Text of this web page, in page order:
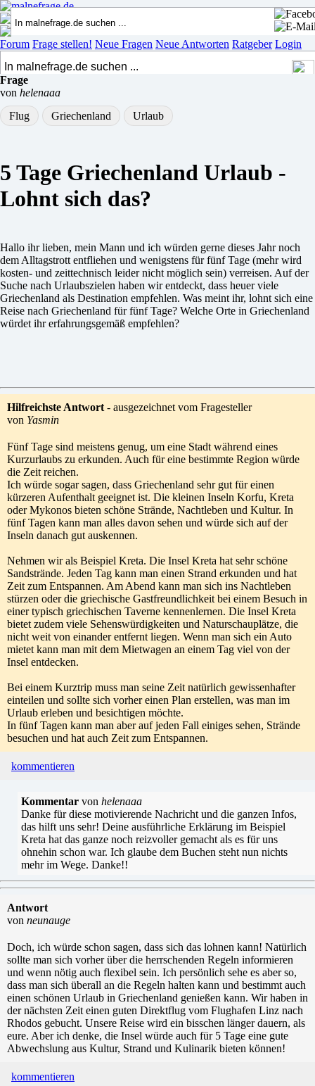
Forum Frage stellen! Neue Fragen Neue Antworten Ratgeber Login
Frage
von helenaaa
Flug
Griechenland Urlaub
5 Tage Griechenland Urlaub -
Lohnt sich das?
Hallo ihr lieben, mein Mann und ich würden gerne dieses Jahr noch
dem Alltagstrott entfliehen und wenigstens für fünf Tage (mehr wird
kosten- und zeittechnisch leider nicht möglich sein) verreisen. Auf der
Suche nach Urlaubszielen haben wir entdeckt, dass heuer viele
Griechenland als Destination empfehlen. Was meint ihr, lohnt sich eine
Reise nach Griechenland für fünf Tage? Welche Orte in Griechenland
würdet ihr erfahrungsgemäß empfehlen?
Hilfreichste Antwort - ausgezeichnet vom Fragesteller
von Yasmin
Fünf Tage sind meistens genug, um eine Stadt während eines
Kurzurlaubs zu erkunden. Auch für eine bestimmte Region würde
die Zeit reichen.
Ich würde sogar sagen, dass Griechenland sehr gut für einen
kürzeren Aufenthalt geeignet ist. Die kleinen Inseln Korfu, Kreta
oder Mykonos bieten schöne Strände, Nachtleben und Kultur. In
fünf Tagen kann man alles davon sehen und würde sich auf der
Inseln danach gut auskennen.
Nehmen wir als Beispiel Kreta. Die Insel Kreta hat sehr schöne
Sandstrände. Jeden Tag kann man einen Strand erkunden und hat
Zeit zum Entspannen. Am Abend kann man sich ins Nachtleben
stürzen oder die griechische Gastfreundlichkeit bei einem Besuch in
einer typisch griechischen Taverne kennenlernen. Die Insel Kreta
bietet zudem viele Sehenswürdigkeiten und Naturschauplätze, die
nicht weit von einander entfernt liegen. Wenn man sich ein Auto
mietet kann man mit dem Mietwagen an einem Tag viel von der
Insel entdecken.
Bei einem Kurztrip muss man seine Zeit natürlich gewissenhafter
einteilen und sollte sich vorher einen Plan erstellen, was man im
Urlaub erleben und besichtigen möchte.
In fünf Tagen kann man aber auf jeden Fall einiges sehen, Strände
besuchen und hat auch Zeit zum Entspannen.
kommentieren
Kommentar von helenaaa
Danke für diese motivierende Nachricht und die ganzen Infos,
das hilft uns sehr! Deine ausführliche Erklärung im Beispiel
Kreta hat das ganze noch reizvoller gemacht als es für uns
ohnehin schon war. Ich glaube dem Buchen steht nun nichts
mehr im Wege. Danke!!
Antwort
von neunauge
Doch, ich würde schon sagen, dass sich das lohnen kann! Natürlich
sollte man sich vorher über die herrschenden Regeln informieren
und wenn nötig auch flexibel sein. Ich persönlich sehe es aber so,
dass man sich überall an die Regeln halten kann und bestimmt auch
einen schönen Urlaub in Griechenland genießen kann. Wir haben in
der nächsten Zeit einen guten Direktflug vom Flughafen Linz nach
Rhodos gebucht. Unsere Reise wird ein bisschen länger dauern, als
eure. Aber ich denke, die Insel würde auch für 5 Tage eine gute
Abwechslung aus Kultur, Strand und Kulinarik bieten können!
kommentieren